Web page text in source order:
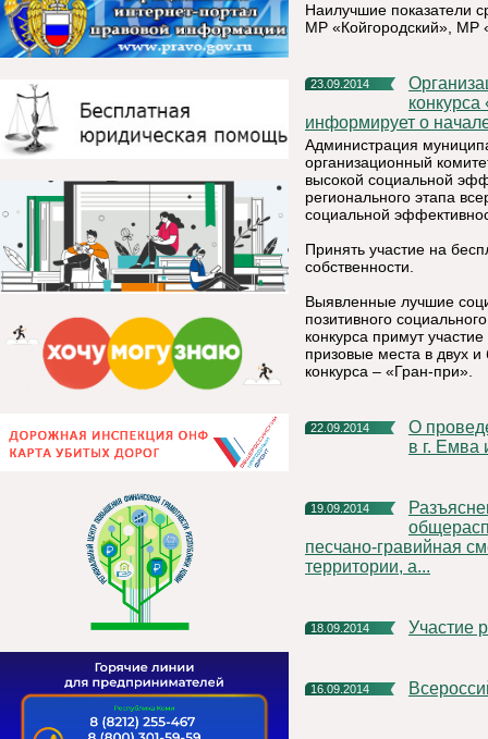
Наилучшие показатели
МР «Койгородский», МР
23.09.2014
Организационный комитет по проведению республиканского
информирует о
Администрация
организационный
высокой социальной
регионального этапа
социальной
Принять участие на
собственности.
Выявленные лучшие
позитивного
конкурса примут
призовые места в двух
конкурса – «Гран-при».
22.09.2014
О проведении Всероссийского Дня бега «Кросс Наций 2014»
в г. Емва
19.09.2014
Разъяснение порядка использования
песчано-гравийная
территории, а...
18.09.2014
16.09.2014